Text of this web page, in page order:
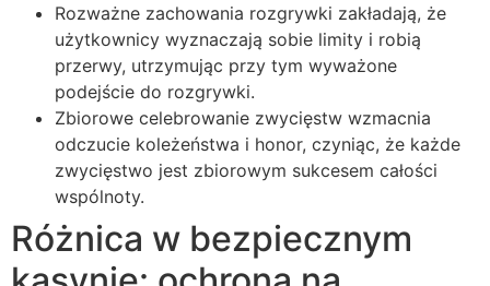
Rozważne zachowania rozgrywki zakładają, że
użytkownicy wyznaczają sobie limity i robią
przerwy, utrzymując przy tym wyważone
podejście do rozgrywki.
Zbiorowe celebrowanie zwycięstw wzmacnia
odczucie koleżeństwa i honor, czyniąc, że każde
zwycięstwo jest zbiorowym sukcesem całości
wspólnoty.
Różnica w bezpiecznym